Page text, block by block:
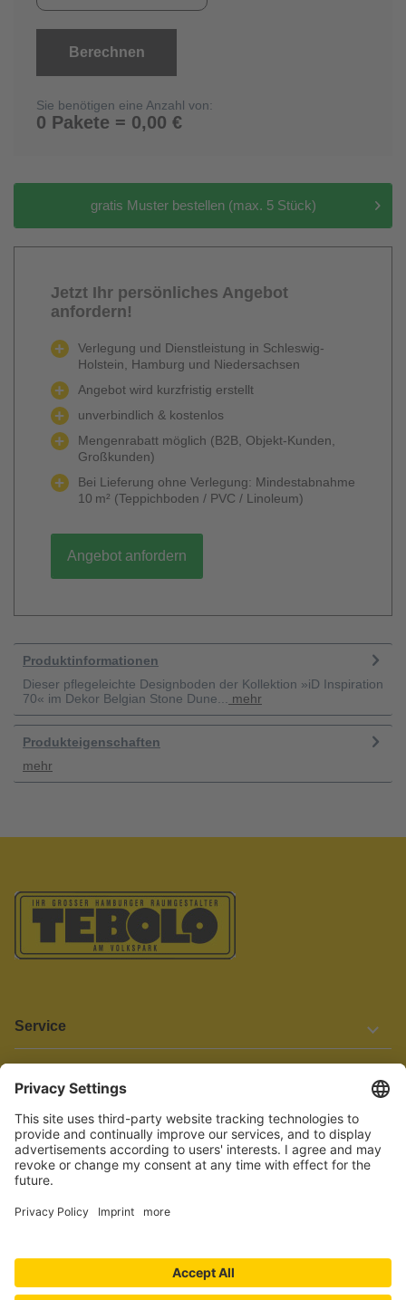
Berechnen
Sie benötigen eine Anzahl von:
0 Pakete = 0,00 €
gratis Muster bestellen (max. 5 Stück)
Jetzt Ihr persönliches Angebot
anfordern!
Verlegung und Dienstleistung in Schleswig-
Holstein, Hamburg und Niedersachsen
Angebot wird kurzfristig erstellt
unverbindlich & kostenlos
Mengenrabatt möglich (B2B, Objekt-Kunden,
Großkunden)
Bei Lieferung ohne Verlegung: Mindestabnahme
10 m² (Teppichboden / PVC / Linoleum)
Angebot anfordern
Produktinformationen
Dieser pflegeleichte Designboden der Kollektion »iD Inspiration
70« im Dekor Belgian Stone Dune...
mehr
Produkteigenschaften
mehr
Service
Informationen
Barrierefreiheit
Wir bemühen uns, unsere Website barrierefrei zu gestalten.
Einige Inhalte und Funktionen sind derzeit jedoch noch nicht
vollständig zugänglich. Wenn Sie auf Barrieren stoßen oder Hilfe
benötigen, kontaktieren Sie uns bitte unter service[at]knutzen.de.
Vertrag widerrufen
© 2026 TEBOLO